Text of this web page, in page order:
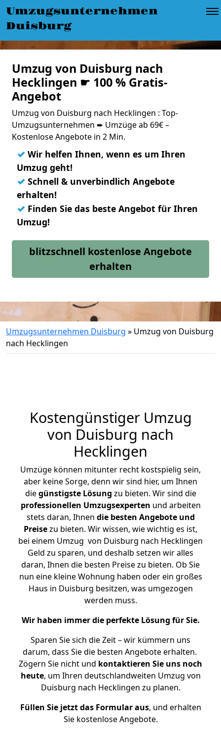
Umzugsunternehmen
Duisburg
Umzug von Duisburg nach
Hecklingen ☛ 100 % Gratis-
Angebot
Umzug von Duisburg nach Hecklingen : Top-
Umzugsunternehmen ➨ Umzüge ab 69€ –
Kostenlose Angebote in 2 Min.
✓ Wir helfen Ihnen, wenn es um Ihren
Umzug geht!
✓ Schnell & unverbindlich Angebote
erhalten!
✓ Finden Sie das beste Angebot für Ihren
Umzug!
blitzschnell kostenlose Angebote
erhalten
Umzugsunternehmen Duisburg » Umzug von Duisburg
nach Hecklingen
Kostengünstiger Umzug
von Duisburg nach
Hecklingen
Umzüge können mitunter recht kostspielig sein,
aber keine Sorge, denn wir sind hier, um Ihnen
diegünstigste Lösung zu bieten. Wir sind die
professionellen Umzugsexperten und arbeiten
stets daran, Ihnen die besten Angebote und
Preisezu bieten. Wir wissen, wie wichtig es ist,
bei einem Umzug von Duisburg nach Hecklingen
Geld zu sparen, und deshalb setzen wir alles
daran, Ihnen die besten Preise zu bieten. Ob Sie
nun eine kleine Wohnung haben oder ein großes
Haus in Duisburg besitzen, was umgezogen
werden muss.
Wir haben immer die perfekte Lösung für Sie.
Sparen Sie sich die Zeit – wir kümmern uns
darum, dass Sie die besten Angebote erhalten.
Zögern Sie nicht und kontaktieren Sie uns noch
heute, um Ihren deutschlandweiten Umzug von
Duisburg nach Hecklingen zu planen.
Füllen Sie jetzt das Formular aus, und erhalten
Sie kostenlose Angebote.